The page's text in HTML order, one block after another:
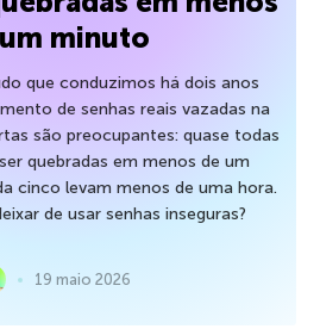
minuto
que conduzimos há dois anos
de senhas reais vazadas na
são preocupantes: quase todas
quebradas em menos de um
cinco levam menos de uma hora.
de usar senhas inseguras?
19 maio 2026